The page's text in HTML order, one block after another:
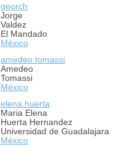
georch
Jorge
Valdez
El Mandado
México
amedeo.tomassi
Amedeo
Tomassi
México
elena.huerta
Maria Elena
Huerta Hernandez
Universidad de Guadalajara
México